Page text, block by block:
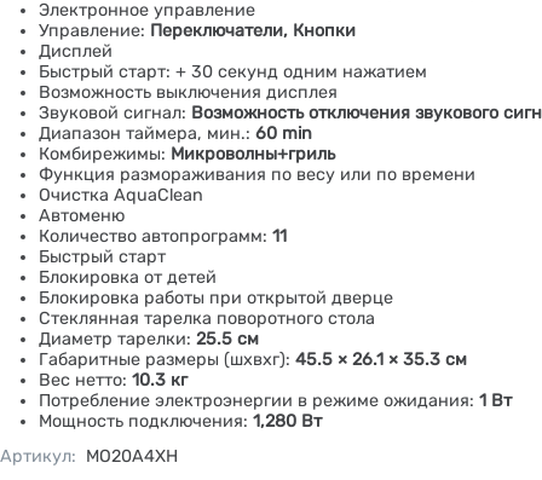
Электронное управление
Управление: Переключатели, Кнопки
Дисплей
Быстрый старт: + 30 секунд одним нажатием
Возможность выключения дисплея
Звуковой сигнал: Возможность отключения звукового
Диапазон таймера, мин.:60 min
Комбирежимы: Микроволны+гриль
Функция размораживания по весу или по времени
Очистка AquaClean
Автоменю
Количество автопрограмм:11
Быстрый старт
Блокировка от детей
Блокировка работы при открытой дверце
Стеклянная тарелка поворотного стола
Диаметр тарелки:25.5 см
Габаритные размеры (шхвхг):45.5 × 26.1 × 35.3 см
Вес нетто:10.3 кг
Потребление электроэнергии в режиме ожидания:1 Вт
Мощность подключения:1,280 Вт
Артикул: MO20A4XH